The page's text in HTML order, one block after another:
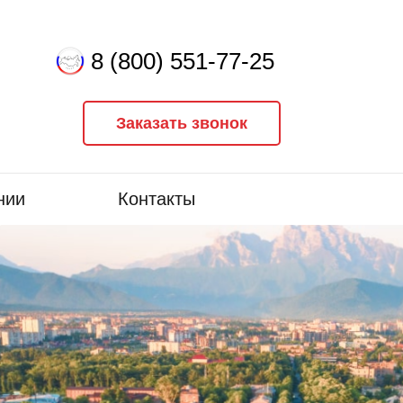
Заказать звонок
Контакты
8 (800) 551-77-25